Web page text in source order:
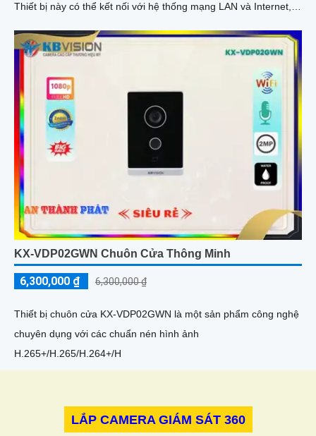
Thiết bị này có thể kết nối với hệ thống mạng LAN và Internet,
lượng hình ảnh cao và khả năng truyền tải âm thanh, DHI-
KX-VDP02GWN Chuôn Cửa Thông Minh
6,300,000 ₫ 6,300,000 ₫
Thiết bị chuôn cửa KX-VDP02GWN là một sản phẩm công nghệ
chuyên dụng với các chuẩn nén hình ảnh
H.265+/H.265/H.264+/H
LẮP CAMERA GIÁM SÁT 360